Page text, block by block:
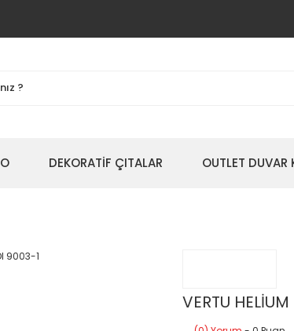
DEKORATİF ÇITALAR OUTLET DUVAR
VERTU